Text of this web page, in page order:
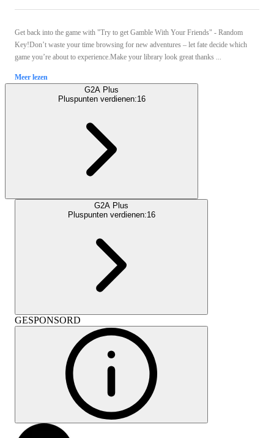
Get back into the game with "Try to get Gamble With Your Friends" - Random
Key!Don’t waste your time browsing for new adventures – let fate decide which
game you’re about to experience.Make your library look great thanks ...
Meer lezen
G2A Plus
Pluspunten verdienen:16
G2A Plus
Pluspunten verdienen:16
GESPONSORD